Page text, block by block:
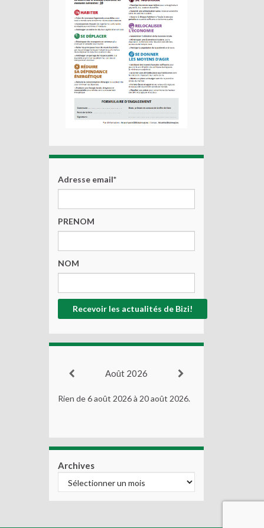
Adresse email*
PRENOM
NOM
Août 2026
Rien de 6 août 2026 à 20 août 2026.
Archives